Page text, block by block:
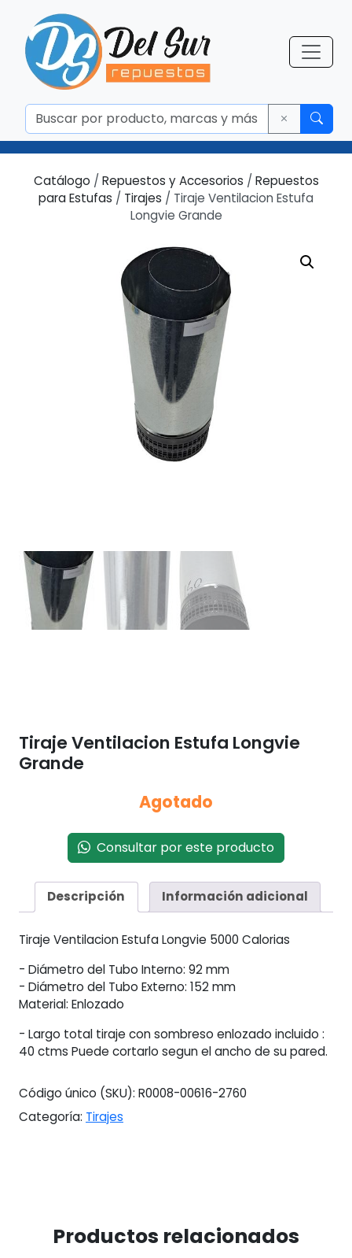
Catálogo / Repuestos y Accesorios / Repuestos
para Estufas / Tirajes / Tiraje Ventilacion Estufa
Longvie Grande
Tiraje Ventilacion Estufa Longvie
Grande
Agotado
Consultar por este producto
Descripción Información adicional
Tiraje Ventilacion Estufa Longvie 5000 Calorias
- Diámetro del Tubo Interno: 92 mm
- Diámetro del Tubo Externo: 152 mm
Material: Enlozado
- Largo total tiraje con sombreso enlozado incluido :
40 ctms Puede cortarlo segun el ancho de su pared.
Código único (SKU): R0008-00616-2760
Categoría: Tirajes
Productos relacionados